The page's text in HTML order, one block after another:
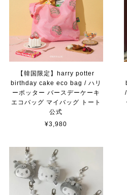
【韓国限定】harry potter
birthday cake eco bag / ハリ
ーポッター バースデーケーキ
エコバッグ マイバッグ トート
公式
¥3,980